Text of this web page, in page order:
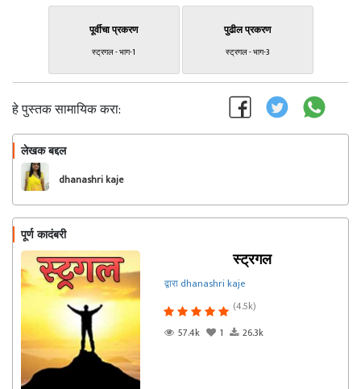
पूर्वीचा प्रकरण
स्ट्रगल - भाग-1
पुढील प्रकरण
स्ट्रगल - भाग-3
हे पुस्तक सामायिक करा:
लेखक बद्दल
dhanashri kaje
पूर्ण कादंबरी
स्ट्रगल
द्वारा dhanashri kaje
(4.5k)
57.4k
1 26.3k